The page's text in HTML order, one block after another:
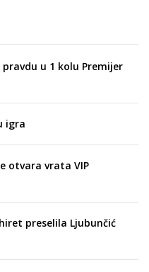
u 1 kolu Premijer
igra
otvara vrata VIP
preselila Ljubunčić